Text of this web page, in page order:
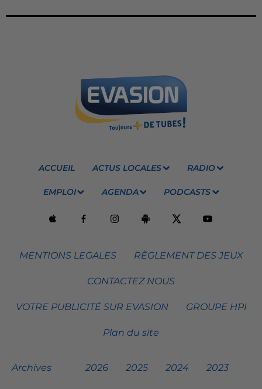
ACCUEIL ACTUS LOCALES RADIO
EMPLOI AGENDA PODCASTS
MENTIONS LEGALES RÈGLEMENT DES JEUX
CONTACTEZ NOUS
VOTRE PUBLICITÉ SUR EVASION GROUPE HPI
Plan du site
Archives 2026 2025 2024 2023